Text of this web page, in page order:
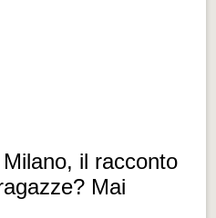
il racconto
Mai